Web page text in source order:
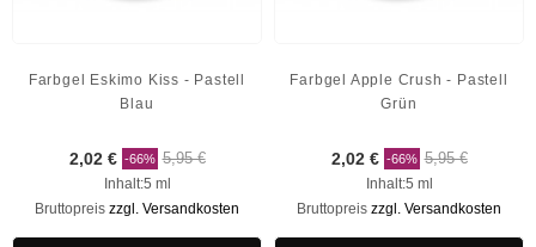
Farbgel Eskimo Kiss - Pastell
Blau
2,02 € -66% 5,95 €
Inhalt:5 ml
Bruttopreis zzgl. Versandkosten
Farbgel Apple Crush - Pastell
Grün
2,02 € -66% 5,95 €
Inhalt:5 ml
Bruttopreis zzgl. Versandkosten